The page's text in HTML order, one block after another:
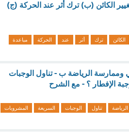
الكائن (ب) ترك أثر عند الحركة (ج)
الكائن ترك أثر عند الحركة
مباعدة
وممارسة الرياضة ب - تناول الوجبات
الإفطار ؟ - مع الشرح
الرياضة تناول الوجبات السريعة
المشروبات